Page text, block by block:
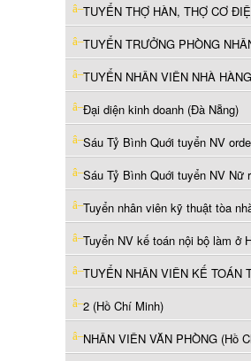
TUYỂN NHÂN VIÊN NHÀ
Đại diện kinh doanh (Đà Nẵng)
2 (Hồ Chí Minh)
NHÂN VIÊN VĂN PHÒNG (Hồ